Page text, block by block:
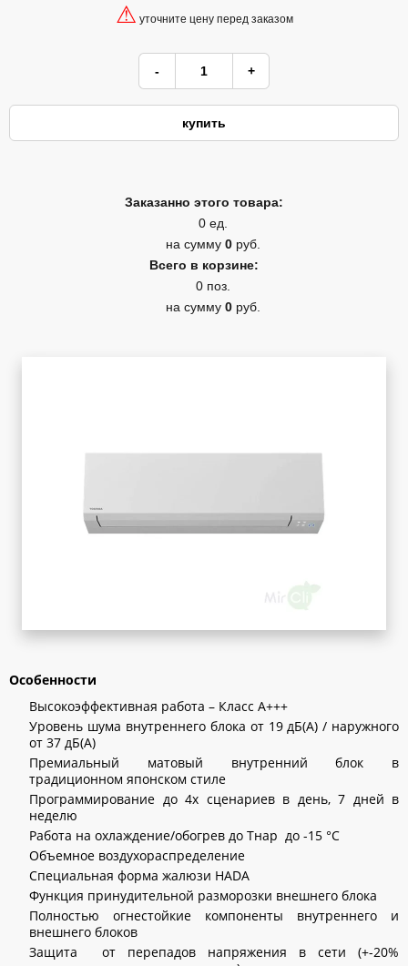
⚠ уточните цену перед заказом
Заказанно этого товара:
0 ед.
на сумму 0 руб.
Всего в корзине:
0 поз.
на сумму 0 руб.
Особенности
Высокоэффективная работа – Класс А+++
Уровень шума внутреннего блока от 19 дБ(А) / наружного
от 37 дБ(А)
Премиальный матовый внутренний блок в
традиционном японском стиле
Программирование до 4х сценариев в день, 7 дней в
неделю
Работа на охлаждение/обогрев до Тнар до -15 °С
Объемное воздухораспределение
Cпециальная форма жалюзи HADA
Функция принудительной разморозки внешнего блока
Полностью огнестойкие компоненты внутреннего и
внешнего блоков
Защита от перепадов напряжения в сети (+-20%